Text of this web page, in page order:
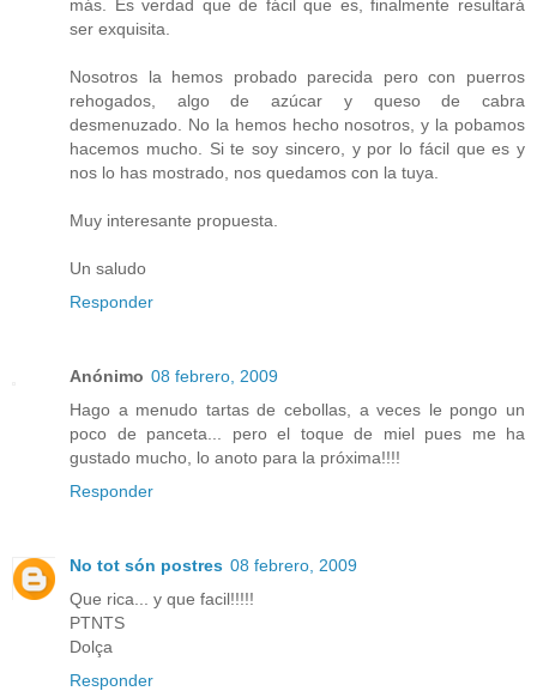
más. Es verdad que de fácil que es, finalmente resultará
ser exquisita.
Nosotros la hemos probado parecida pero con puerros
rehogados, algo de azúcar y queso de cabra
desmenuzado. No la hemos hecho nosotros, y la pobamos
hacemos mucho. Si te soy sincero, y por lo fácil que es y
nos lo has mostrado, nos quedamos con la tuya.
Muy interesante propuesta.
Un saludo
Responder
Anónimo 08 febrero, 2009
Hago a menudo tartas de cebollas, a veces le pongo un
poco de panceta... pero el toque de miel pues me ha
gustado mucho, lo anoto para la próxima!!!!
Responder
No tot són postres 08 febrero, 2009
Que rica... y que facil!!!!!
PTNTS
Dolça
Responder